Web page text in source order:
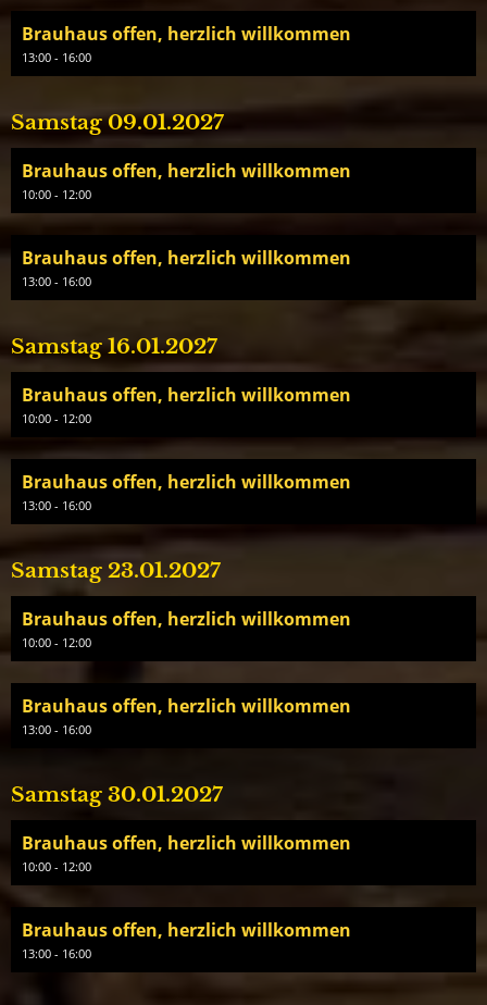
Brauhaus offen, herzlich willkommen
13:00 - 16:00
Samstag 09.01.2027
Brauhaus offen, herzlich willkommen
10:00 - 12:00
Brauhaus offen, herzlich willkommen
13:00 - 16:00
Samstag 16.01.2027
Brauhaus offen, herzlich willkommen
10:00 - 12:00
Brauhaus offen, herzlich willkommen
13:00 - 16:00
Samstag 23.01.2027
Brauhaus offen, herzlich willkommen
10:00 - 12:00
Brauhaus offen, herzlich willkommen
13:00 - 16:00
Samstag 30.01.2027
Brauhaus offen, herzlich willkommen
10:00 - 12:00
Brauhaus offen, herzlich willkommen
13:00 - 16:00